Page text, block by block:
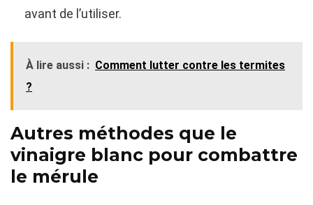
avant de l’utiliser.
À lire aussi : Comment lutter contre les termites
?
Autres méthodes que le
vinaigre blanc pour combattre
le mérule